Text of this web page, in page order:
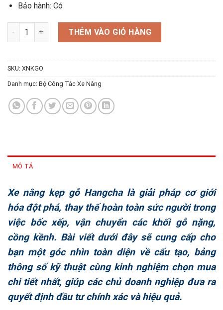
Bảo hành: Có
Xe nâng kẹp gỗ số lượngTHÊM VÀO GIỎ HÀNG
SKU: XNKGO
Danh mục: Bộ Công Tác Xe Nâng
MÔ TẢ
Xe nâng kẹp gỗ Hangcha là giải pháp cơ giới
hóa đột phá, thay thế hoàn toàn sức người trong
việc bốc xếp, vận chuyển các khối gỗ nặng,
cồng kềnh. Bài viết dưới đây sẽ cung cấp cho
bạn một góc nhìn toàn diện về cấu tạo, bảng
thông số kỹ thuật cùng kinh nghiệm chọn mua
chi tiết nhất, giúp các chủ doanh nghiệp đưa ra
quyết định đầu tư chính xác và hiệu quả.